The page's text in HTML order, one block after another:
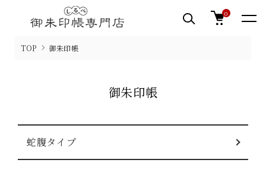
0
TOP 御朱印帳
御朱印帳
グループ一覧
蛇腹タイプ